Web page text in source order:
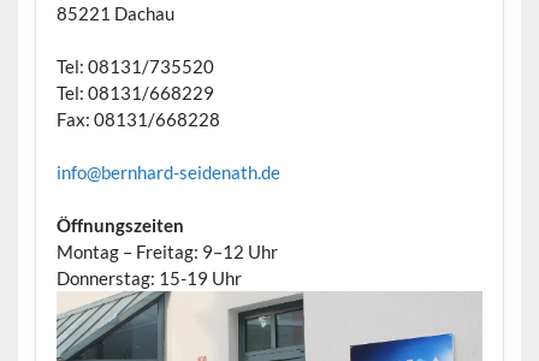
85221 Dachau
Tel: 08131/735520
Tel: 08131/668229
Fax: 08131/668228
info@bernhard-seidenath.de
Öffnungszeiten
Montag – Freitag: 9–12 Uhr
Donnerstag: 15-19 Uhr